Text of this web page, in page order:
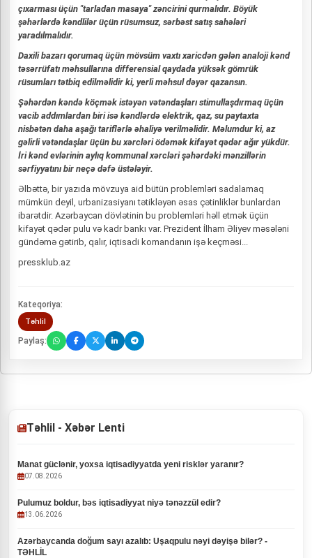
çıxarması üçün "tarladan masaya" zəncirini qurmalıdır. Böyük
şəhərlərdə kəndlilər üçün rüsumsuz, sərbəst satış sahələri
yaradılmalıdır.
Daxili bazarı qorumaq üçün mövsüm vaxtı xaricdən gələn analoji kənd
təsərrüfatı məhsullarına differensial qaydada yüksək gömrük
rüsumları tətbiq edilməlidir ki, yerli məhsul dəyər qazansın.
Şəhərdən kəndə köçmək istəyən vətəndaşları stimullaşdırmaq üçün
vacib addımlardan biri isə kəndlərdə elektrik, qaz, su paytaxta
nisbətən daha aşağı tariflərlə əhaliyə verilməlidir. Məlumdur ki, az
gəlirli vətəndaşlar üçün bu xərcləri ödəmək kifayət qədər ağır yükdür.
İri kənd evlərinin aylıq kommunal xərcləri şəhərdəki mənzillərin
sərfiyyatını bir neçə dəfə üstələyir.
Əlbəttə, bir yazıda mövzuya aid bütün problemləri sadalamaq
mümkün deyil, urbanizasiyanı tətikləyən əsas çətinliklər bunlardan
ibarətdir. Azərbaycan dövlətinin bu problemləri həll etmək üçün
kifayət qədər pulu və kadr bankı var. Prezident İlham Əliyev məsələni
gündəmə gətirib, qalır, iqtisadi komandanın işə keçməsi...
pressklub.az
Kateqoriya:
Təhlil
Paylaş:
Təhlil - Xəbər Lenti
Manat güclənir, yoxsa iqtisadiyyatda yeni risklər yaranır?
07.08.2026
Pulumuz boldur, bəs iqtisadiyyat niyə tənəzzül edir?
13.06.2026
Azərbaycanda doğum sayı azalıb: Uşaqpulu nəyi dəyişə bilər? -
TƏHLİL